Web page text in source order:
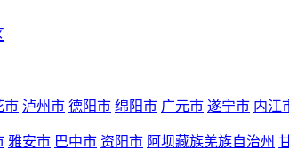
市 泸州市 德阳市 绵阳市 广元市 遂宁市 内江
雅安市 巴中市 资阳市 阿坝藏族羌族自治州